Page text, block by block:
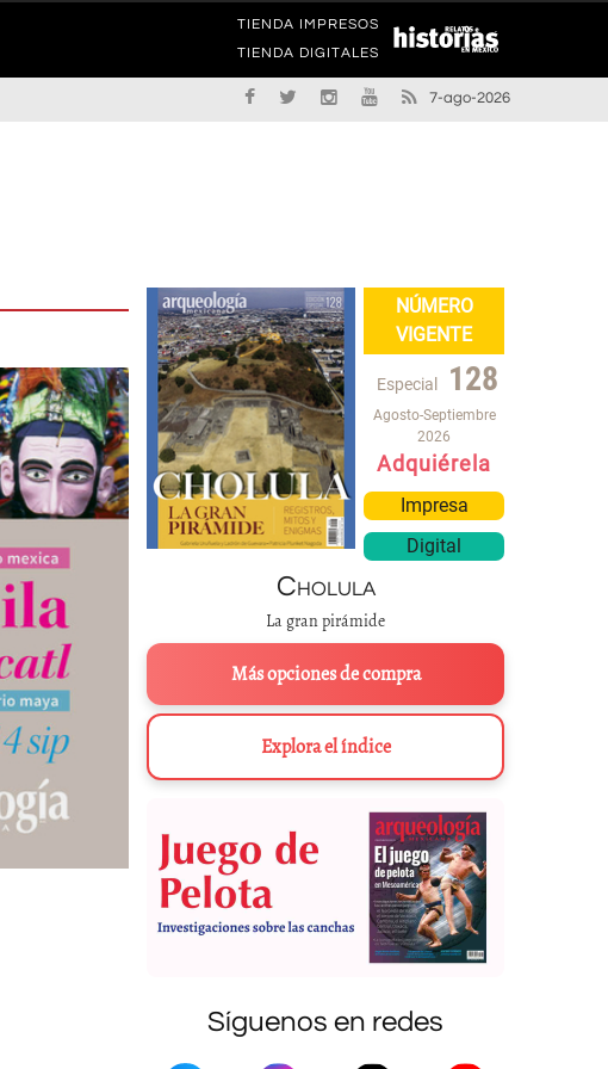
TIENDA IMPRESOS
TIENDA DIGITALES
7-ago-2026
NÚMERO
VIGENTE
Especial 128
Agosto-Septiembre
2026
Adquiérela
Impresa
Digital
Cholula
La gran pirámide
Más opciones de compra
Explora el índice
Síguenos en redes